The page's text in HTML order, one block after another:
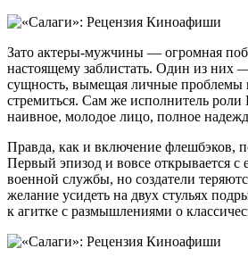
Зато актеры-мужчины — огромная
настоящему заблистать. Один из
сущность, вымещая личные проблемы
стремиться. Сам же исполнитель
наивное, молодое лицо, полное
Правда, как и включение флешбэков,
Первый эпизод и вовсе открывается с
военной службы, но создатели
желание усидеть на двух стульях
к агитке с размышлениями о